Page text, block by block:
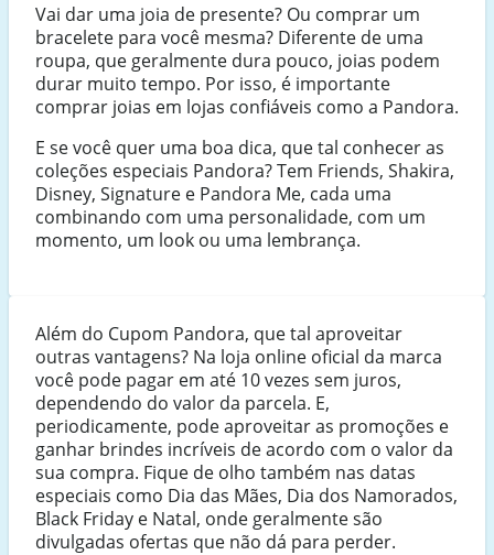
Vai dar uma joia de presente? Ou comprar um
bracelete para você mesma? Diferente de uma
roupa, que geralmente dura pouco, joias podem
durar muito tempo. Por isso, é importante
comprar joias em lojas confiáveis como a Pandora.
E se você quer uma boa dica, que tal conhecer as
coleções especiais Pandora? Tem Friends, Shakira,
Disney, Signature e Pandora Me, cada uma
combinando com uma personalidade, com um
momento, um look ou uma lembrança.
Além do Cupom Pandora, que tal aproveitar
outras vantagens? Na loja online oficial da marca
você pode pagar em até 10 vezes sem juros,
dependendo do valor da parcela. E,
periodicamente, pode aproveitar as promoções e
ganhar brindes incríveis de acordo com o valor da
sua compra. Fique de olho também nas datas
especiais como Dia das Mães, Dia dos Namorados,
Black Friday e Natal, onde geralmente são
divulgadas ofertas que não dá para perder.